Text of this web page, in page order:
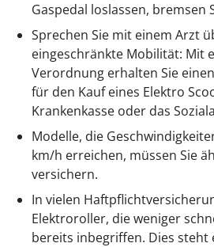
Gaspedal loslassen, bremsen
Sprechen Sie mit einem Arzt
eingeschränkte Mobilität: Mit
Verordnung erhalten Sie
für den Kauf eines Elektro
Krankenkasse oder das
Modelle, die
km/h erreichen, müssen Sie
versichern.
In vielen
Elektroroller, die weniger
bereits inbegriffen. Dies steht